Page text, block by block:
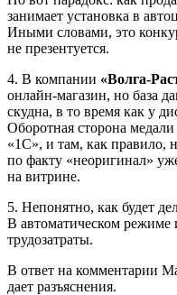
занимает установка в
Иными словами, это
не презентуется.
4. В компании «Волга-
онлайн-магазин, но база
скудна, в то время как у
Оборотная сторона
«1С», и там, как правило,
по факту «неоригинал»
на витрине.
5. Непонятно, как будет
В автоматическом
трудозатраты.
В ответ на комментарии
дает разъяснения.